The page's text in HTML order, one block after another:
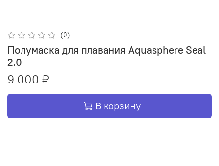
(0)
Полумаска для плавания Aquasphere Seal
2.0
9 000 ₽
В корзину